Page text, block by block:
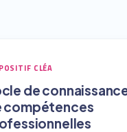
CLÉA
de
compétences